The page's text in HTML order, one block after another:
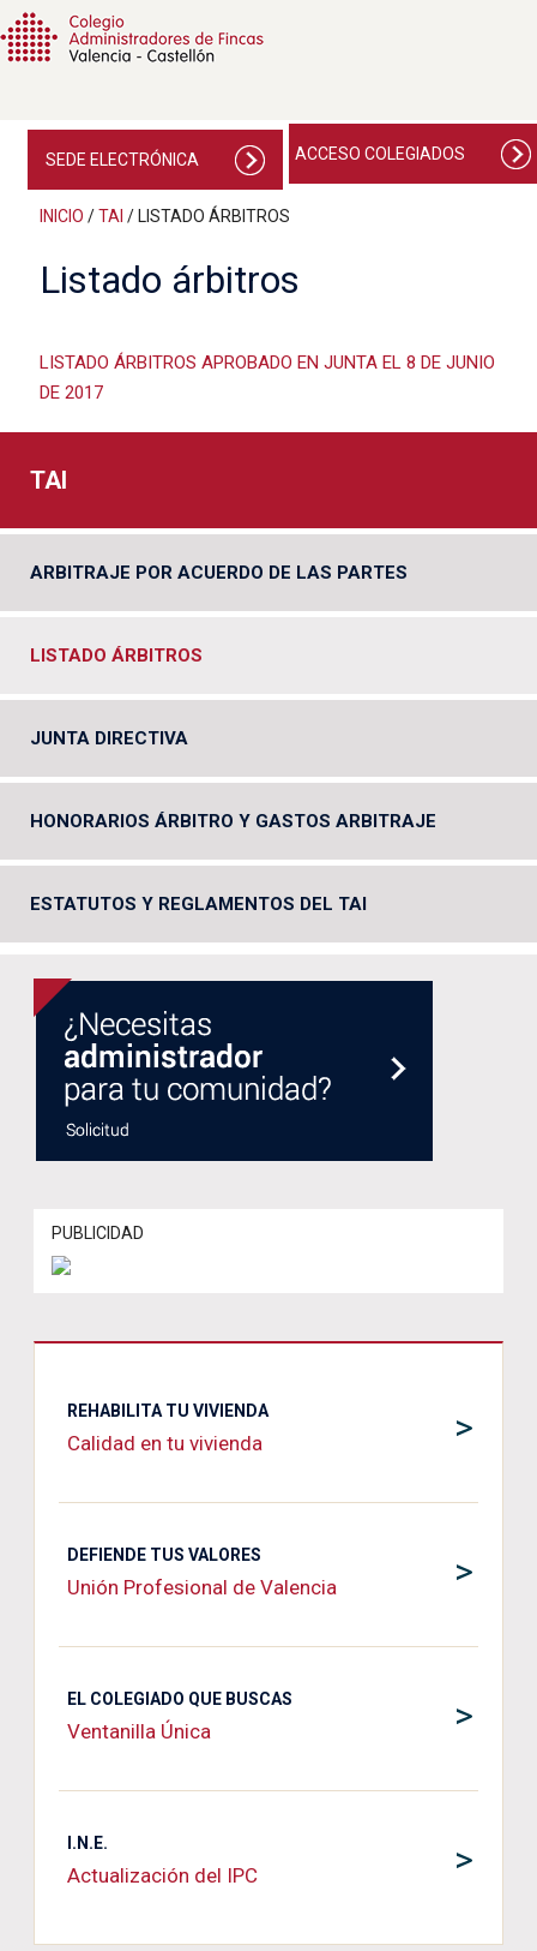
ACCESO COLEGIADOS
SEDE ELECTRÓNICA
INICIO /TAI / LISTADO ÁRBITROS
Listado árbitros
LISTADO ÁRBITROS APROBADO EN JUNTA EL 8 DE JUNIO
DE 2017
TAI
ARBITRAJE POR ACUERDO DE LAS PARTES
LISTADO ÁRBITROS
JUNTA DIRECTIVA
HONORARIOS ÁRBITRO Y GASTOS ARBITRAJE
ESTATUTOS Y REGLAMENTOS DEL TAI
PUBLICIDAD
>
REHABILITA TU VIVIENDA
Calidad en tu vivienda
>
DEFIENDE TUS VALORES
Unión Profesional de Valencia
>
EL COLEGIADO QUE BUSCAS
Ventanilla Única
>
I.N.E.
Actualización del IPC